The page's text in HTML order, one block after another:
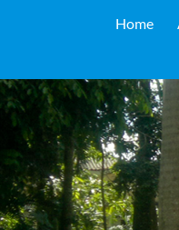
Home